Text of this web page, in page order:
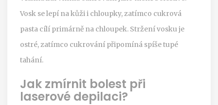
Vosk se lepí na kůži i chloupky, zatímco cukrová
pasta cílí primárně na chloupek. Stržení vosku je
ostré, zatímco cukrování připomíná spíše tupé
tahání.
Jak zmírnit bolest při
laserové depilaci?